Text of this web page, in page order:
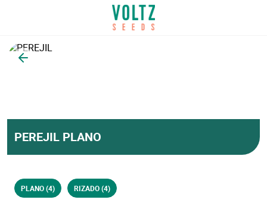
Volver
PEREJIL PLANO
PLANO (4) RIZADO (4)